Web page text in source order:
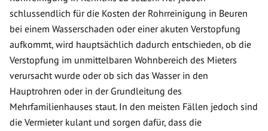
schlussendlich für die Kosten der Rohrreinigung in Beuren
bei einem Wasserschaden oder einer akuten Verstopfung
aufkommt, wird hauptsächlich dadurch entschieden, ob die
Verstopfung im unmittelbaren Wohnbereich des Mieters
verursacht wurde oder ob sich das Wasser in den
Hauptrohren oder in der Grundleitung des
Mehrfamilienhauses staut. In den meisten Fällen jedoch sind
die Vermieter kulant und sorgen dafür, dass die